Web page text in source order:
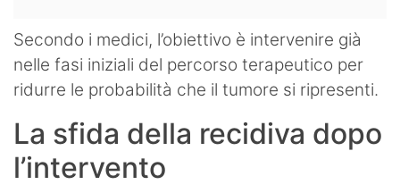
Secondo i medici, l’obiettivo è intervenire già
nelle fasi iniziali del percorso terapeutico per
ridurre le probabilità che il tumore si ripresenti.
La sfida della recidiva dopo
l’intervento